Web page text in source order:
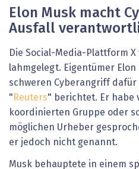
Elon Musk macht
Ausfall
Die Social-Media-Plattform X
lahmgelegt. Eigentümer
schweren Cyberangriff
" Reuters" berichtet. Er habe
koordinierten Gruppe oder
möglichen Urheber
er jedoch nicht genannt.
Musk behauptete in einem